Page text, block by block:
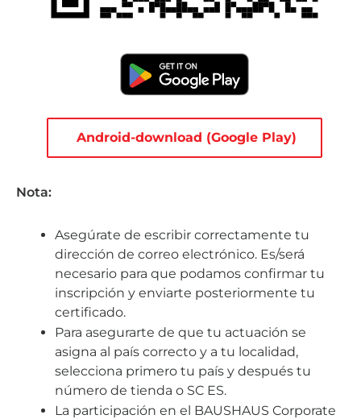
Android-download (Google Play)
Nota:
Asegúrate de escribir correctamente tu
dirección de correo electrónico. Es/será
necesario para que podamos confirmar tu
inscripción y enviarte posteriormente tu
certificado.
Para asegurarte de que tu actuación se
asigna al país correcto y a tu localidad,
selecciona primero tu país y después tu
número de tienda o SC ES.
La participación en el BAUSHAUS Corporate